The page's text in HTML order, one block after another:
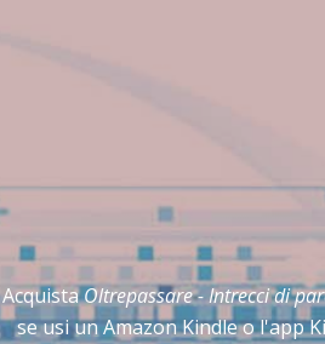
AcquistaOltrepassare - Intrecci di
se usi un Amazon Kindle o l'app